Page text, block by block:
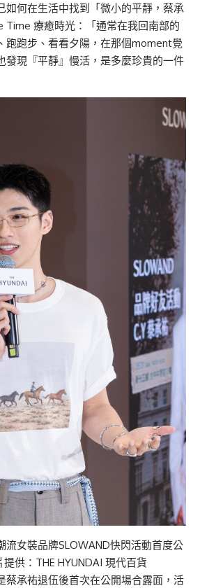
如何在生活中找到「微小的平靜，蔡承
Time 療癒時光：「通常在我回南部的
跑跑步、看看夕陽，在那個moment覺
發現『平靜』慢活，是多麼珍貴的一件
流女裝品牌SLOWAND快閃活動首度公
供：THE HYUNDAI 現代百貨
蔡承祐退伍後首次在公開場合露面，活